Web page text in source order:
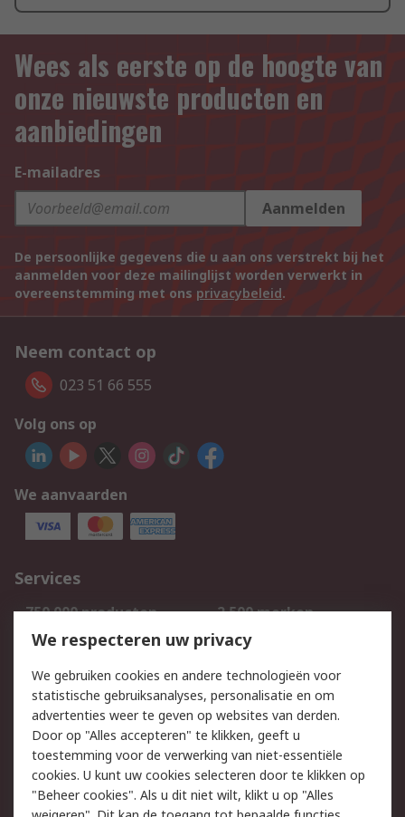
Wees als eerste op de hoogte van
onze nieuwste producten en
aanbiedingen
E-mailadres
Aanmelden
De persoonlijke gegevens die u aan ons verstrekt bij het
aanmelden voor deze mailinglijst worden verwerkt in
overeenstemming met ons privacybeleid.
Neem contact op
023 51 66 555
Volg ons op
We aanvaarden
Services
750.000 producten
2.500 merken
Bestellen
Inkoopoplossingen
Track & Trace
Wettelijk
Cookiebeleid
Email veiligheid
Privacybeleid
Websitevoorwaarden
We respecteren uw privacy
We gebruiken cookies en andere technologieën voor
statistische gebruiksanalyses, personalisatie en om
advertenties weer te geven op websites van derden.
Door op "Alles accepteren" te klikken, geeft u
toestemming voor de verwerking van niet-essentiële
cookies. U kunt uw cookies selecteren door te klikken op
"Beheer cookies". Als u dit niet wilt, klikt u op "Alles